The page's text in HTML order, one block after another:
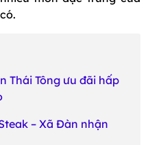
Thái Tông ưu đãi hấp
– Xã Đàn nhận